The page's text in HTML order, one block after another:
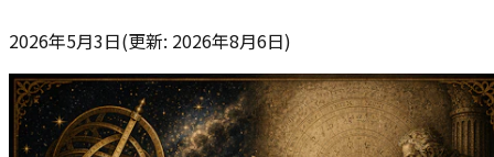
2026年5月3日(更新: 2026年8月6日)